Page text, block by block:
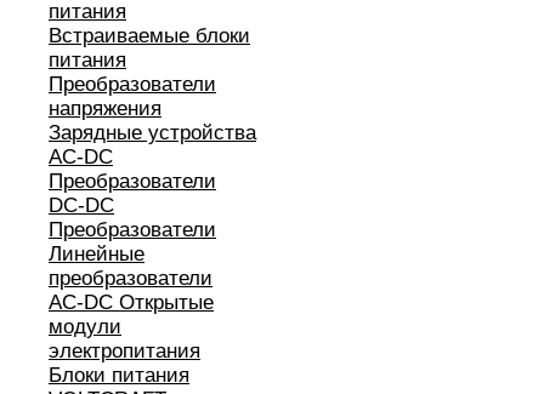
питания
Встраиваемые блоки
питания
Преобразователи
напряжения
Зарядные устройства
AC-DC
Преобразователи
DC-DC
Преобразователи
Линейные
преобразователи
AC-DC Открытые
модули
электропитания
Блоки питания